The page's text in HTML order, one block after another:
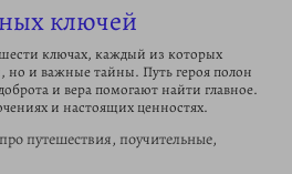
ключей
ключах, каждый из которых
но и важные тайны. Путь героя полон
и вера помогают найти главное.
и настоящих ценностях.
путешествия, поучительные,